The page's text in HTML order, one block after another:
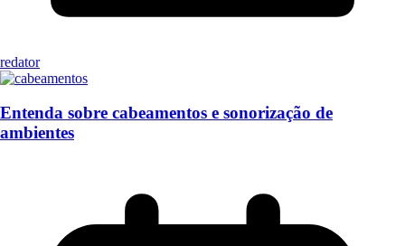
redator
Entenda sobre cabeamentos e sonorização de
ambientes